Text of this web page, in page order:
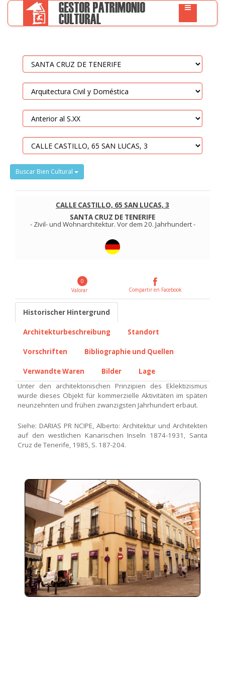
Buscar Bien Cultural
CALLE CASTILLO, 65 SAN LUCAS, 3
SANTA CRUZ DE TENERIFE
- Zivil- und Wohnarchitektur. Vor dem 20. Jahrhundert-
0
Valorar
Compartir en Facebook
Historischer Hintergrund
Architekturbeschreibung Standort
Vorschriften Bibliographie und Quellen
Verwandte Waren Bilder
Lage
Unter den architektonischen Prinzipien des Eklektizismus
wurde dieses Objekt für kommerzielle Aktivitäten im späten
neunzehnten und frühen zwanzigsten Jahrhundert erbaut.
Siehe: DARIAS PR NCIPE, Alberto: Architektur und Architekten
auf den westlichen Kanarischen Inseln 1874-1931, Santa
Cruz de Tenerife, 1985, S. 187-204.